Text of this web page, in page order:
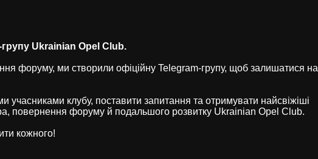
Ukrainian Opel Club.
форуму, ми створили офіційну Telegram-групу, щоб залишатися на
учасниками клубу, поставити запитання та отримувати найсвіжіші
повернення форуму й подальшого розвитку Ukrainian Opel Club.
кожного!